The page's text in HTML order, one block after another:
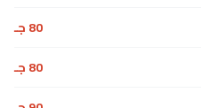
80 جـ
80 جـ